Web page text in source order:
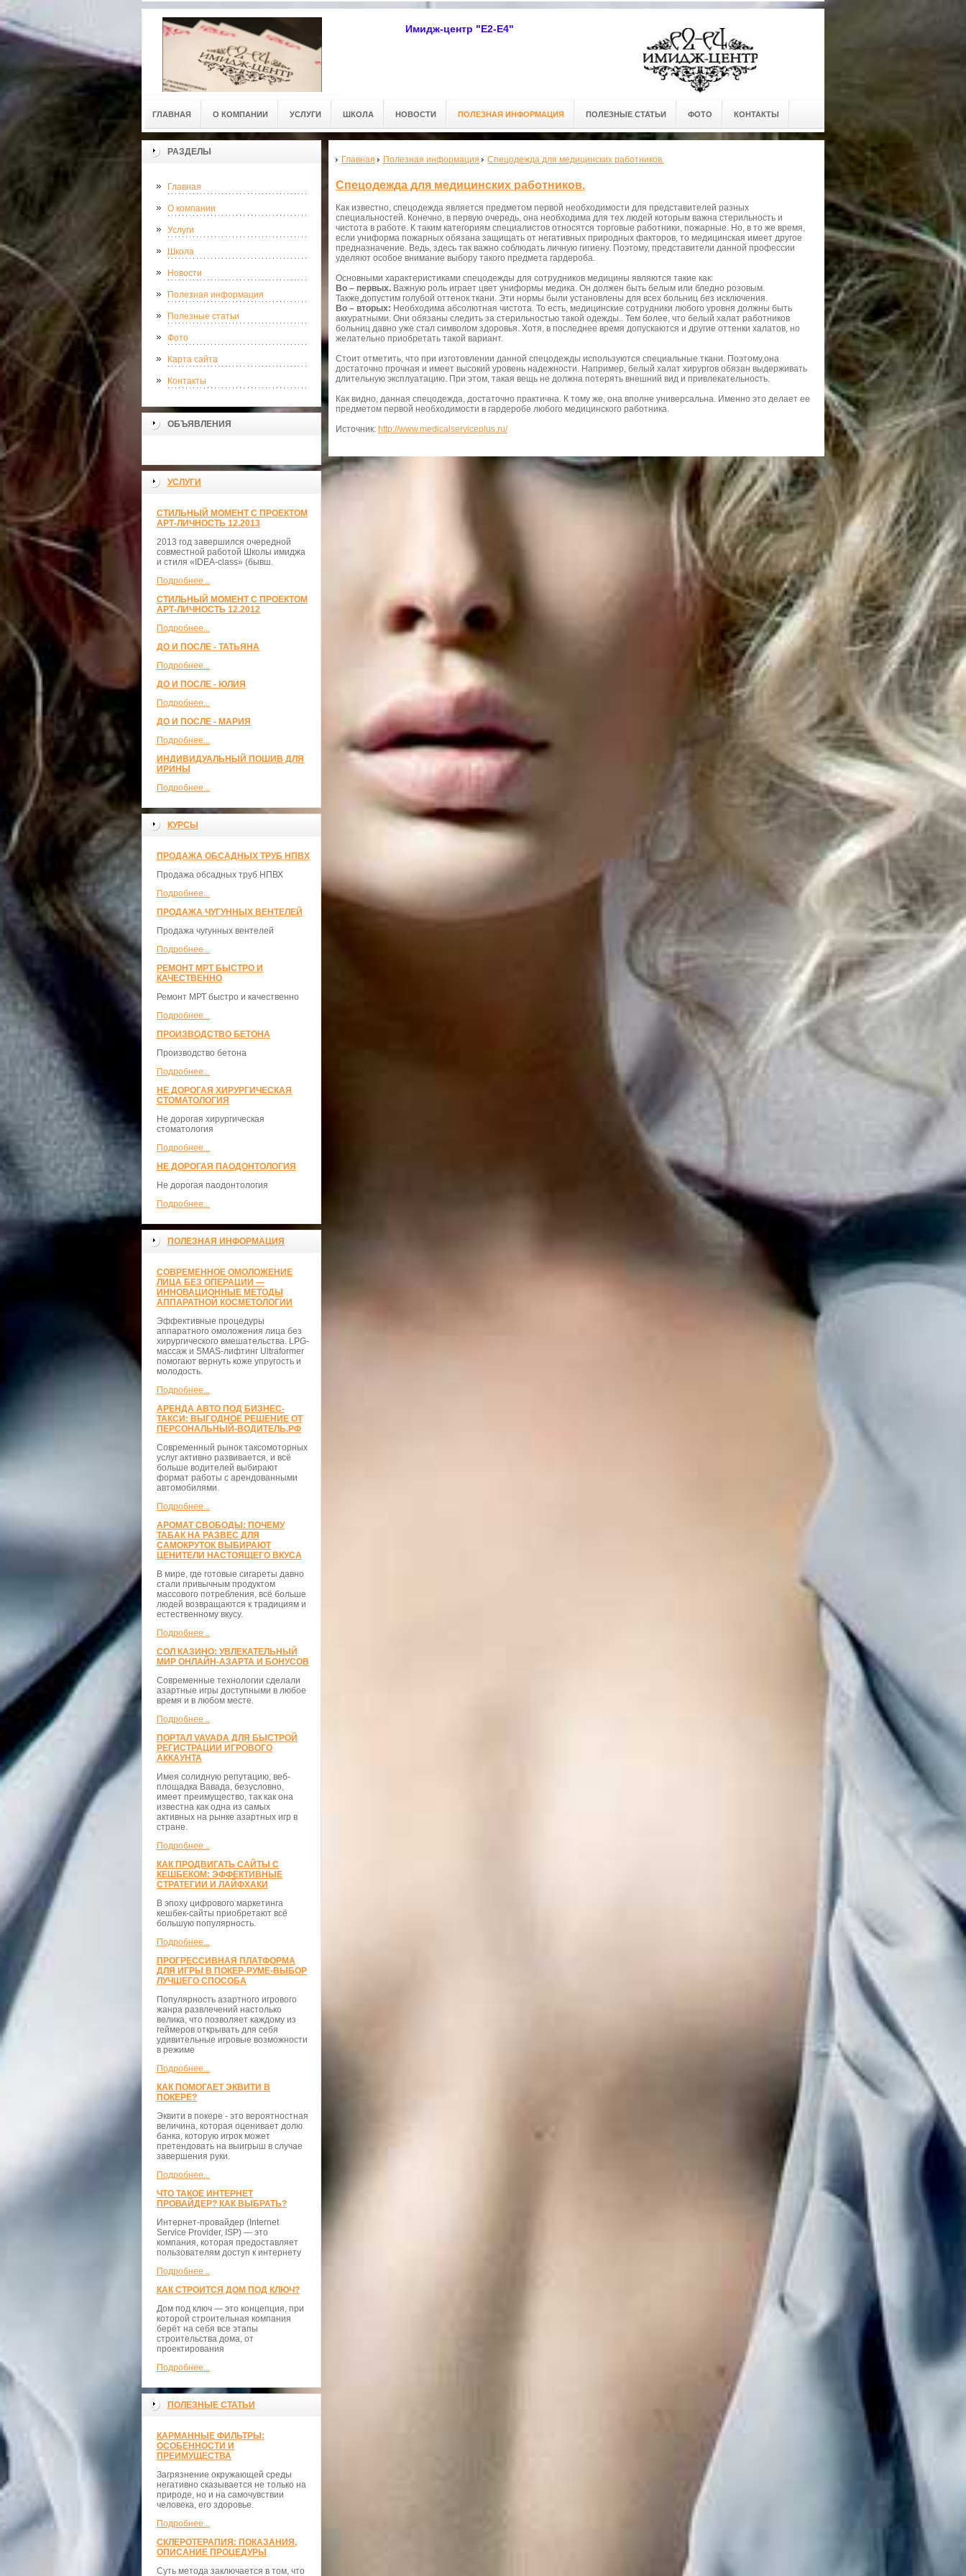
Имидж-центр "Е2-Е4"
ГЛАВНАЯ О КОМПАНИИ УСЛУГИ ШКОЛА НОВОСТИ ПОЛЕЗНАЯ ИНФОРМАЦИЯ ПОЛЕЗНЫЕ СТАТЬИ ФОТО КОНТАКТЫ
РАЗДЕЛЫ
Главная
О компании
Услуги
Школа
Новости
Полезная информация
Полезные статьи
Фото
Карта сайта
Контакты
ОБЪЯВЛЕНИЯ
УСЛУГИ
СТИЛЬНЫЙ МОМЕНТ С ПРОЕКТОМ
АРТ-ЛИЧНОСТЬ 12.2013
2013 год завершился очередной
совместной работой Школы имиджа
и стиля «IDEA-class» (бывш.
Подробнее...
СТИЛЬНЫЙ МОМЕНТ С ПРОЕКТОМ
АРТ-ЛИЧНОСТЬ 12.2012
Подробнее...
ДО И ПОСЛЕ - ТАТЬЯНА
Подробнее...
ДО И ПОСЛЕ - ЮЛИЯ
Подробнее...
ДО И ПОСЛЕ - МАРИЯ
Подробнее...
ИНДИВИДУАЛЬНЫЙ ПОШИВ ДЛЯ
ИРИНЫ
Подробнее...
КУРСЫ
ПРОДАЖА ОБСАДНЫХ ТРУБ НПВХ
Продажа обсадных труб НПВХ
Подробнее...
ПРОДАЖА ЧУГУННЫХ ВЕНТЕЛЕЙ
Продажа чугунных вентелей
Подробнее...
РЕМОНТ МРТ БЫСТРО И
КАЧЕСТВЕННО
Ремонт МРТ быстро и качественно
Подробнее...
ПРОИЗВОДСТВО БЕТОНА
Производство бетона
Подробнее...
НЕ ДОРОГАЯ ХИРУРГИЧЕСКАЯ
СТОМАТОЛОГИЯ
Не дорогая хирургическая
стоматология
Подробнее...
НЕ ДОРОГАЯ ПАОДОНТОЛОГИЯ
Не дорогая паодонтология
Подробнее...
ПОЛЕЗНАЯ ИНФОРМАЦИЯ
СОВРЕМЕННОЕ ОМОЛОЖЕНИЕ
ЛИЦА БЕЗ ОПЕРАЦИИ —
ИННОВАЦИОННЫЕ МЕТОДЫ
АППАРАТНОЙ КОСМЕТОЛОГИИ
Эффективные процедуры
аппаратного омоложения лица без
хирургического вмешательства. LPG-
массаж и SMAS-лифтинг Ultraformer
помогают вернуть коже упругость и
молодость.
Подробнее...
АРЕНДА АВТО ПОД БИЗНЕС-
ТАКСИ: ВЫГОДНОЕ РЕШЕНИЕ ОТ
ПЕРСОНАЛЬНЫЙ-ВОДИТЕЛЬ.РФ
Современный рынок таксомоторных
услуг активно развивается, и всё
больше водителей выбирают
формат работы с арендованными
автомобилями.
Подробнее...
АРОМАТ СВОБОДЫ: ПОЧЕМУ
ТАБАК НА РАЗВЕС ДЛЯ
САМОКРУТОК ВЫБИРАЮТ
ЦЕНИТЕЛИ НАСТОЯЩЕГО ВКУСА
В мире, где готовые сигареты давно
стали привычным продуктом
массового потребления, всё больше
людей возвращаются к традициям и
естественному вкусу.
Подробнее...
СОЛ КАЗИНО: УВЛЕКАТЕЛЬНЫЙ
МИР ОНЛАЙН-АЗАРТА И БОНУСОВ
Современные технологии сделали
азартные игры доступными в любое
время и в любом месте.
Подробнее...
ПОРТАЛ VAVADA ДЛЯ БЫСТРОЙ
РЕГИСТРАЦИИ ИГРОВОГО
АККАУНТА
Имея солидную репутацию, веб-
площадка Вавада, безусловно,
имеет преимущество, так как она
известна как одна из самых
активных на рынке азартных игр в
стране.
Подробнее...
КАК ПРОДВИГАТЬ САЙТЫ С
КЕШБЕКОМ: ЭФФЕКТИВНЫЕ
СТРАТЕГИИ И ЛАЙФХАКИ
В эпоху цифрового маркетинга
кешбек-сайты приобретают всё
большую популярность.
Подробнее...
ПРОГРЕССИВНАЯ ПЛАТФОРМА
ДЛЯ ИГРЫ В ПОКЕР-РУМЕ-ВЫБОР
ЛУЧШЕГО СПОСОБА
Популярность азартного игрового
жанра развлечений настолько
велика, что позволяет каждому из
геймеров открывать для себя
удивительные игровые возможности
в режиме
Подробнее...
КАК ПОМОГАЕТ ЭКВИТИ В
ПОКЕРЕ?
Эквити в покере - это вероятностная
величина, которая оценивает долю
банка, которую игрок может
претендовать на выигрыш в случае
завершения руки.
Подробнее...
ЧТО ТАКОЕ ИНТЕРНЕТ
ПРОВАЙДЕР? КАК ВЫБРАТЬ?
Интернет-провайдер (Internet
Service Provider, ISP) — это
компания, которая предоставляет
пользователям доступ к интернету
Подробнее...
КАК СТРОИТСЯ ДОМ ПОД КЛЮЧ?
Дом под ключ — это концепция, при
которой строительная компания
берёт на себя все этапы
строительства дома, от
проектирования
Подробнее...
ПОЛЕЗНЫЕ СТАТЬИ
КАРМАННЫЕ ФИЛЬТРЫ:
ОСОБЕННОСТИ И
ПРЕИМУЩЕСТВА
Загрязнение окружающей среды
негативно сказывается не только на
природе, но и на самочувствии
человека, его здоровье.
Подробнее...
СКЛЕРОТЕРАПИЯ: ПОКАЗАНИЯ,
ОПИСАНИЕ ПРОЦЕДУРЫ
Суть метода заключается в том, что
Главная Полезная информация Спецодежда для медицинских работников.
Спецодежда для медицинских работников.
Как известно, спецодежда является предметом первой необходимости для представителей разных
специальностей. Конечно, в первую очередь, она необходима для тех людей которым важна стерильность и
чистота в работе. К таким категориям специалистов относятся торговые работники, пожарные. Но, в то же время,
если униформа пожарных обязана защищать от негативных природных факторов, то медицинская имеет другое
предназначение. Ведь, здесь так важно соблюдать личную гигиену. Поэтому, представители данной профессии
уделяют особое внимание выбору такого предмета гардероба.
Основными характеристиками спецодежды для сотрудников медицины являются такие как:
Во – первых. Важную роль играет цвет униформы медика. Он должен быть белым или бледно розовым.
Также,допустим голубой оттенок ткани. Эти нормы были установлены для всех больниц без исключения.
Во – вторых: Необходима абсолютная чистота. То есть, медицинские сотрудники любого уровня должны быть
аккуратными. Они обязаны следить за стерильностью такой одежды.. Тем более, что белый халат работников
больниц давно уже стал символом здоровья. Хотя, в последнее время допускаются и другие оттенки халатов, но
желательно приобретать такой вариант.
Стоит отметить, что при изготовлении данной спецодежды используются специальные ткани. Поэтому,она
достаточно прочная и имеет высокий уровень надежности. Например, белый халат хирургов обязан выдерживать
длительную эксплуатацию. При этом, такая вещь не должна потерять внешний вид и привлекательность.
Как видно, данная спецодежда, достаточно практична. К тому же, она вполне универсальна. Именно это делает ее
предметом первой необходимости в гардеробе любого медицинского работника.
Источник: http://www.medicalserviceplus.ru/